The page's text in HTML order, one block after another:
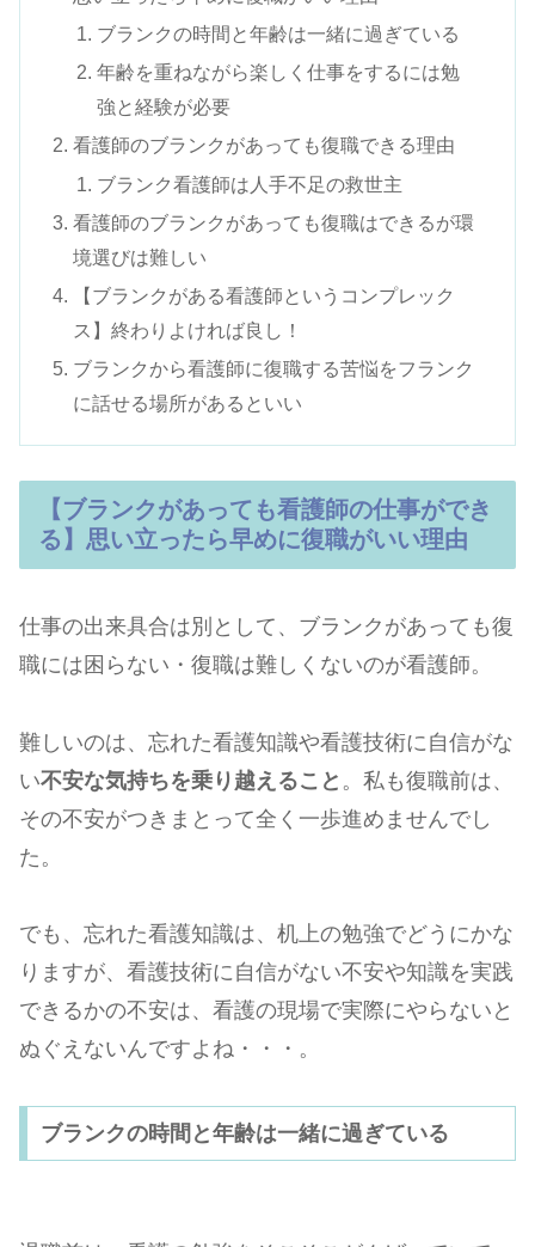
ブランクの時間と年齢は一緒に過ぎている
年齢を重ねながら楽しく仕事をするには勉
強と経験が必要
看護師のブランクがあっても復職できる理由
ブランク看護師は人手不足の救世主
看護師のブランクがあっても復職はできるが環
境選びは難しい
【ブランクがある看護師というコンプレック
ス】終わりよければ良し！
ブランクから看護師に復職する苦悩をフランク
に話せる場所があるといい
【ブランクがあっても看護師の仕事ができ
る】思い立ったら早めに復職がいい理由
仕事の出来具合は別として、ブランクがあっても復
職には困らない・復職は難しくないのが看護師。
難しいのは、忘れた看護知識や看護技術に自信がな
い不安な気持ちを乗り越えること 。私も復職前は、
その不安がつきまとって全く一歩進めませんでし
た。
でも、忘れた看護知識は、机上の勉強でどうにかな
りますが、看護技術に自信がない不安や知識を実践
できるかの不安は、看護の現場で実際にやらないと
ぬぐえないんですよね・・・。
ブランクの時間と年齢は一緒に過ぎている